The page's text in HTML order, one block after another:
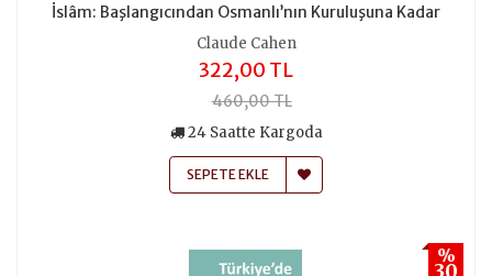
İslâm: Başlangıcından Osmanlı’nın Kuruluşuna Kadar
Claude Cahen
322,00 TL
460,00 TL
24 Saatte Kargoda
SEPETE EKLE
%
30